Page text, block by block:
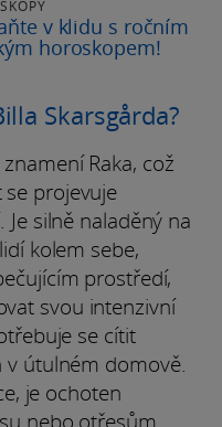
v klidu s ročním
horoskopem!
Skarsgårda?
Raka, což
projevuje
silně naladěný na
kolem sebe,
prostředí,
svou intenzivní
se cítit
v útulném domově.
je ochoten